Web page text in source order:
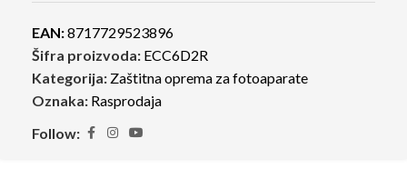
EAN:8717729523896
Šifra proizvoda: ECC6D2R
Kategorija: Zaštitna oprema za fotoaparate
Oznaka: Rasprodaja
Follow: